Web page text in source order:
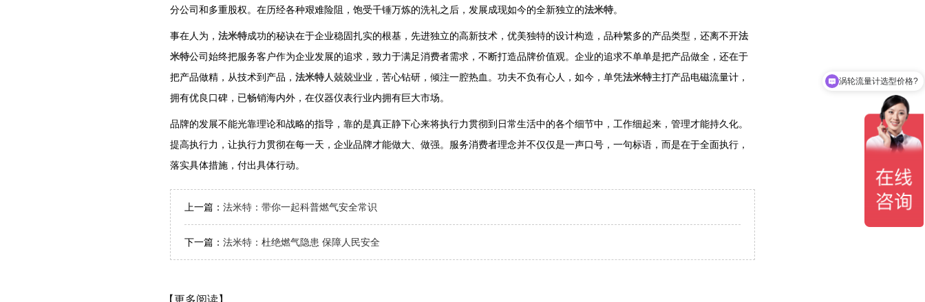
分公司和多重股权。在历经各种艰难险阻，饱受千锤万炼的洗礼之后，发展成现如今的全新独立的法米特。
事在人为， 法米特成功的秘诀在于企业稳固扎实的根基，先进独立的高新技术，优美独特的设计构造，品种繁多的产品类型，还离不开法
米特公司始终把服务客户作为企业发展的追求，致力于满足消费者需求，不断打造品牌价值观。企业的追求不单单是把产品做全，还在于
把产品做精，从技术到产品， 法米特人兢兢业业，苦心钻研，倾注一腔热血。功夫不负有心人，如今，单凭法米特主打产品电磁流量计，
拥有优良口碑，已畅销海内外，在仪器仪表行业内拥有巨大市场。
品牌的发展不能光靠理论和战略的指导，靠的是真正静下心来将执行力贯彻到日常生活中的各个细节中，工作细起来，管理才能持久化。
提高执行力，让执行力贯彻在每一天，企业品牌才能做大、做强。服务消费者理念并不仅仅是一声口号，一句标语，而是在于全面执行，
落实具体措施，付出具体行动。
上一篇： 法米特：带你一起科普燃气安全常识
下一篇： 法米特：杜绝燃气隐患 保障人民安全
【更多阅读】
涡轮流量计选型价格?